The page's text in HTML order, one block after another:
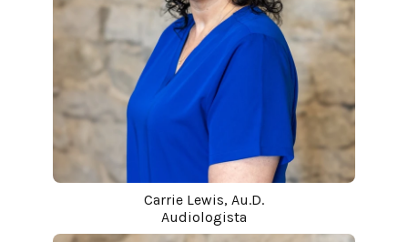
Carrie Lewis, Au.D.
Audiologista